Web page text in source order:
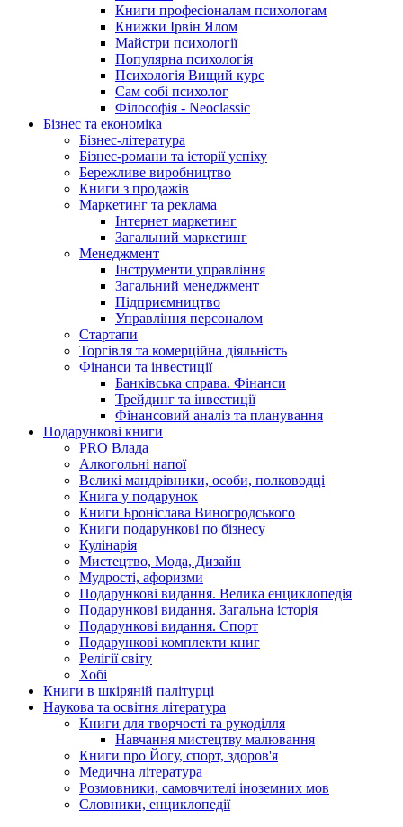
Книги професіоналам психологам
Книжки Ірвін Ялом
Майстри психології
Популярна психологія
Психологія Вищий курс
Сам собі психолог
Філософія - Neoclassic
Бізнес та економіка
Бізнес-література
Бізнес-романи та історії успіху
Бережливе виробництво
Книги з продажів
Маркетинг та реклама
Інтернет маркетинг
Загальний маркетинг
Менеджмент
Інструменти управління
Загальний менеджмент
Підприємництво
Управління персоналом
Стартапи
Торгівля та комерційна діяльність
Фінанси та інвестиції
Банківська справа. Фінанси
Трейдинг та інвестиції
Фінансовий аналіз та планування
Подарункові книги
PRO Влада
Алкогольні напої
Великі мандрівники, особи, полководці
Книга у подарунок
Книги Броніслава Виногродського
Книги подарункові по бізнесу
Кулінарія
Мистецтво, Мода, Дизайн
Мудрості, афоризми
Подарункові видання. Велика енциклопедія
Подарункові видання. Загальна історія
Подарункові видання. Спорт
Подарункові комплекти книг
Релігії світу
Хобі
Книги в шкіряній палітурці
Наукова та освітня література
Книги для творчості та рукоділля
Навчання мистецтву малювання
Книги про Йогу, спорт, здоров'я
Медична література
Розмовники, самовчителі іноземних мов
Словники, енциклопедії